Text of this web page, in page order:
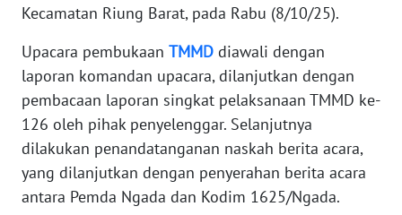
Kecamatan Riung Barat, pada Rabu (8/10/25).
Upacara pembukaan TMMD diawali dengan
laporan komandan upacara, dilanjutkan dengan
pembacaan laporan singkat pelaksanaan TMMD ke-
126 oleh pihak penyelenggar. Selanjutnya
dilakukan penandatanganan naskah berita acara,
yang dilanjutkan dengan penyerahan berita acara
antara Pemda Ngada dan Kodim 1625/Ngada.
KARIR
DISCLAIMER
Wahana
News
Regional
WN
SUMUT